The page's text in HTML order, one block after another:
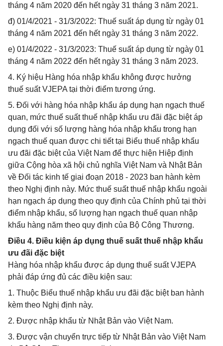
tháng 4 năm 2020 đến hết ngày 31 tháng 3 năm 2021.
đ) 01/4/2021 - 31/3/2022: Thuế suất áp dụng từ ngày 01
tháng 4 năm 2021 đến hết ngày 31 tháng 3 năm 2022.
e) 01/4/2022 - 31/3/2023: Thuế suất áp dụng từ ngày 01
tháng 4 năm 2022 đến hết ngày 31 tháng 3 năm 2023.
4. Ký hiệu Hàng hóa nhập khẩu không được hưởng
thuế suất VJEPA tại thời điểm tương ứng.
5. Đối với hàng hóa nhập khẩu áp dụng hạn ngạch thuế
quan, mức thuế suất thuế nhập khẩu ưu đãi đặc biệt áp
dụng đối với số lượng hàng hóa nhập khẩu trong hạn
ngạch thuế quan được chi tiết tại Biểu thuế nhập khẩu
ưu đãi đặc biệt của Việt Nam để thực hiện Hiệp định
giữa Cộng hòa xã hội chủ nghĩa Việt Nam và Nhật Bản
về Đối tác kinh tế giai đoạn 2018 - 2023 ban hành kèm
theo Nghị định này. Mức thuế suất thuế nhập khẩu ngoài
hạn ngạch áp dụng theo quy định của Chính phủ tại thời
điểm nhập khẩu, số lượng hạn ngạch thuế quan nhập
khẩu hàng năm theo quy định của Bộ Công Thương.
Điều 4. Điều kiện áp dụng thuế suất thuế nhập khẩu
ưu đãi đặc biệt
Hàng hóa nhập khẩu được áp dụng thuế suất VJEPA
phải đáp ứng đủ các điều kiện sau:
1. Thuộc Biểu thuế nhập khẩu ưu đãi đặc biệt ban hành
kèm theo Nghị định này.
2. Được nhập khẩu từ Nhật Bản vào Việt Nam.
3. Được vận chuyển trực tiếp từ Nhật Bản vào Việt Nam